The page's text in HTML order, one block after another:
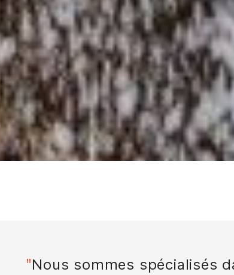
Nous sommes spécialisés